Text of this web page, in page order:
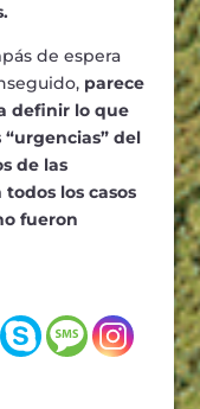
de espera
parece
definir lo que
del
de las
los casos
fueron